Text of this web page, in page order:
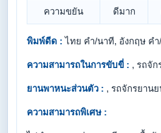
ความขยัน ดีมาก
พิมพ์ดีด : ไทย คำ/นาที, อังกฤษ ค
ความสามารถในการขับขี่ : , รถจั
ยานพาหนะส่วนตัว : , รถจักรยาน
ความสามารถพิเศษ :